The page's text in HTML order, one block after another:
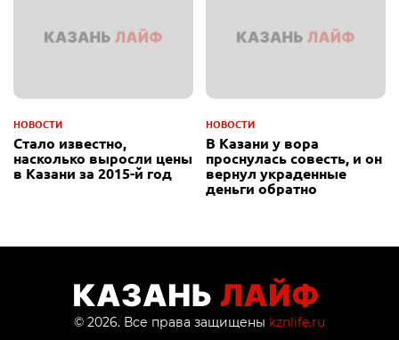
НОВОСТИ
Стало известно,
насколько выросли цены
в Казани за 2015-й год
НОВОСТИ
В Казани у вора
проснулась совесть, и он
вернул украденные
деньги обратно
© 2026. Все права защищены kznlife.ru